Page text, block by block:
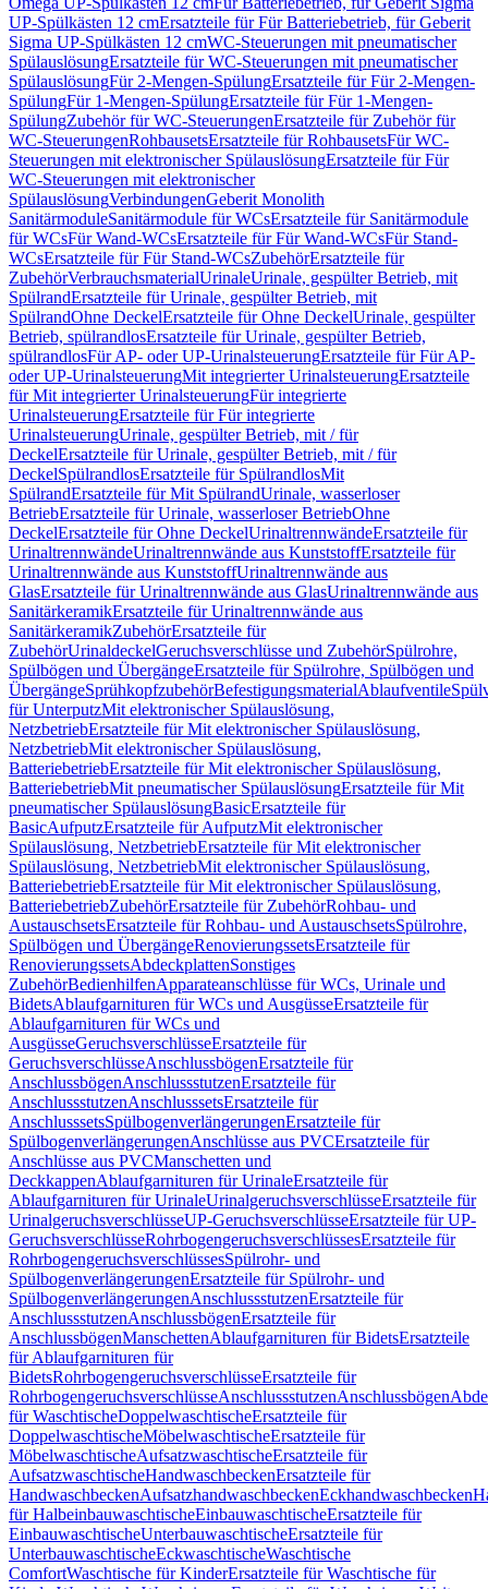
UP-Spülkästen 12 cmErsatzteile für Für Batteriebetrieb, für Geberit
Sigma UP-Spülkästen 12 cmWC-Steuerungen mit pneumatischer
SpülauslösungErsatzteile für WC-Steuerungen mit pneumatischer
SpülauslösungFür 2-Mengen-SpülungErsatzteile für Für 2-Mengen-
SpülungFür 1-Mengen-SpülungErsatzteile für Für 1-Mengen-
SpülungZubehör für WC-SteuerungenErsatzteile für Zubehör für
WC-SteuerungenRohbausetsErsatzteile für RohbausetsFür WC-
Steuerungen mit elektronischer SpülauslösungErsatzteile für Für
WC-Steuerungen mit elektronischer
SpülauslösungVerbindungenGeberit Monolith
SanitärmoduleSanitärmodule für WCsErsatzteile für Sanitärmodule
für WCsFür Wand-WCsErsatzteile für Für Wand-WCsFür Stand-
WCsErsatzteile für Für Stand-WCsZubehörErsatzteile für
ZubehörVerbrauchsmaterialUrinaleUrinale, gespülter Betrieb, mit
SpülrandErsatzteile für Urinale, gespülter Betrieb, mit
SpülrandOhne DeckelErsatzteile für Ohne DeckelUrinale, gespülter
Betrieb, spülrandlosErsatzteile für Urinale, gespülter Betrieb,
spülrandlosFür AP- oder UP-UrinalsteuerungErsatzteile für Für AP-
oder UP-UrinalsteuerungMit integrierter UrinalsteuerungErsatzteile
für Mit integrierter UrinalsteuerungFür integrierte
UrinalsteuerungErsatzteile für Für integrierte
UrinalsteuerungUrinale, gespülter Betrieb, mit / für
DeckelErsatzteile für Urinale, gespülter Betrieb, mit / für
DeckelSpülrandlosErsatzteile für SpülrandlosMit
SpülrandErsatzteile für Mit SpülrandUrinale, wasserloser
BetriebErsatzteile für Urinale, wasserloser BetriebOhne
DeckelErsatzteile für Ohne DeckelUrinaltrennwändeErsatzteile für
UrinaltrennwändeUrinaltrennwände aus KunststoffErsatzteile für
Urinaltrennwände aus KunststoffUrinaltrennwände aus
GlasErsatzteile für Urinaltrennwände aus GlasUrinaltrennwände aus
SanitärkeramikErsatzteile für Urinaltrennwände aus
SanitärkeramikZubehörErsatzteile für
ZubehörUrinaldeckelGeruchsverschlüsse und ZubehörSpülrohre,
Spülbögen und ÜbergängeErsatzteile für Spülrohre, Spülbögen und
ÜbergängeSprühkopfzubehörBefestigungsmaterialAblaufventile
für UnterputzMit elektronischer Spülauslösung,
NetzbetriebErsatzteile für Mit elektronischer Spülauslösung,
NetzbetriebMit elektronischer Spülauslösung,
BatteriebetriebErsatzteile für Mit elektronischer Spülauslösung,
BatteriebetriebMit pneumatischer SpülauslösungErsatzteile für Mit
pneumatischer SpülauslösungBasicErsatzteile für
BasicAufputzErsatzteile für AufputzMit elektronischer
Spülauslösung, NetzbetriebErsatzteile für Mit elektronischer
Spülauslösung, NetzbetriebMit elektronischer Spülauslösung,
BatteriebetriebErsatzteile für Mit elektronischer Spülauslösung,
BatteriebetriebZubehörErsatzteile für ZubehörRohbau- und
AustauschsetsErsatzteile für Rohbau- und AustauschsetsSpülrohre,
Spülbögen und ÜbergängeRenovierungssetsErsatzteile für
RenovierungssetsAbdeckplattenSonstiges
ZubehörBedienhilfenApparateanschlüsse für WCs, Urinale und
BidetsAblaufgarnituren für WCs und AusgüsseErsatzteile für
Ablaufgarnituren für WCs und
AusgüsseGeruchsverschlüsseErsatzteile für
GeruchsverschlüsseAnschlussbögenErsatzteile für
AnschlussbögenAnschlussstutzenErsatzteile für
AnschlussstutzenAnschlusssetsErsatzteile für
AnschlusssetsSpülbogenverlängerungenErsatzteile für
SpülbogenverlängerungenAnschlüsse aus PVCErsatzteile für
Anschlüsse aus PVCManschetten und
DeckkappenAblaufgarnituren für UrinaleErsatzteile für
Ablaufgarnituren für UrinaleUrinalgeruchsverschlüsseErsatzteile für
UrinalgeruchsverschlüsseUP-GeruchsverschlüsseErsatzteile für UP-
GeruchsverschlüsseRohrbogengeruchsverschlüssesErsatzteile für
RohrbogengeruchsverschlüssesSpülrohr- und
SpülbogenverlängerungenErsatzteile für Spülrohr- und
SpülbogenverlängerungenAnschlussstutzenErsatzteile für
AnschlussstutzenAnschlussbögenErsatzteile für
AnschlussbögenManschettenAblaufgarnituren für BidetsErsatzteile
für Ablaufgarnituren für
BidetsRohrbogengeruchsverschlüsseErsatzteile für
RohrbogengeruchsverschlüsseAnschlussstutzenAnschlussbögen
für WaschtischeDoppelwaschtischeErsatzteile für
DoppelwaschtischeMöbelwaschtischeErsatzteile für
MöbelwaschtischeAufsatzwaschtischeErsatzteile für
AufsatzwaschtischeHandwaschbeckenErsatzteile für
HandwaschbeckenAufsatzhandwaschbeckenEckhandwaschbecken
für HalbeinbauwaschtischeEinbauwaschtischeErsatzteile für
EinbauwaschtischeUnterbauwaschtischeErsatzteile für
UnterbauwaschtischeEckwaschtischeWaschtische
ComfortWaschtische für KinderErsatzteile für Waschtische für